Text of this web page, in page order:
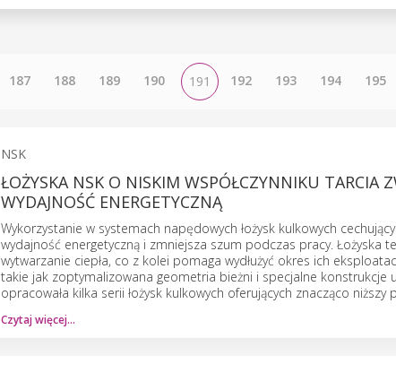
187 188 189 190 191 192 193 194 195
NSK
ŁOŻYSKA NSK O NISKIM WSPÓŁCZYNNIKU TARCIA
WYDAJNOŚĆ ENERGETYCZNĄ
Wykorzystanie w systemach napędowych łożysk kulkowych
wydajność energetyczną i zmniejsza szum podczas pracy. Łożyska
wytwarzanie ciepła, co z kolei pomaga wydłużyć okres ich
takie jak zoptymalizowana geometria bieżni i specjalne konstrukcje
opracowała kilka serii łożysk kulkowych oferujących znacząco niższy
Czytaj więcej…